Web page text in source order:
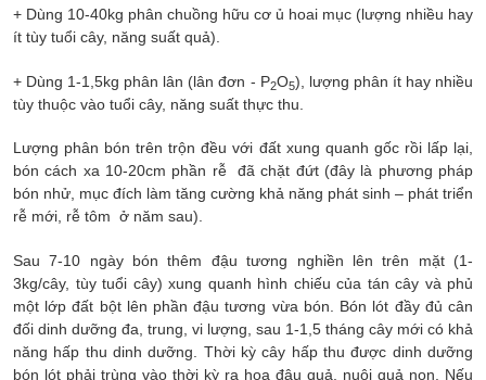
+ Dùng 10-40kg phân chuồng hữu cơ ủ hoai mục (lượng nhiều hay
ít tùy tuổi cây, năng suất quả).
+ Dùng 1-1,5kg phân lân (lân đơn - P2O5), lượng phân ít hay nhiều
tùy thuộc vào tuổi cây, năng suất thực thu.
Lượng phân bón trên trộn đều với đất xung quanh gốc rồi lấp lại,
bón cách xa 10-20cm phần rễ đã chặt đứt (đây là phương pháp
bón nhử, mục đích làm tăng cường khả năng phát sinh – phát triển
rễ mới, rễ tôm ở năm sau).
Sau 7-10 ngày bón thêm đậu tương nghiền lên trên mặt (1-
3kg/cây, tùy tuổi cây) xung quanh hình chiếu của tán cây và phủ
một lớp đất bột lên phần đậu tương vừa bón. Bón lót đầy đủ cân
đối dinh dưỡng đa, trung, vi lượng, sau 1-1,5 tháng cây mới có khả
năng hấp thu dinh dưỡng. Thời kỳ cây hấp thu được dinh dưỡng
bón lót phải trùng vào thời kỳ ra hoa đậu quả, nuôi quả non. Nếu